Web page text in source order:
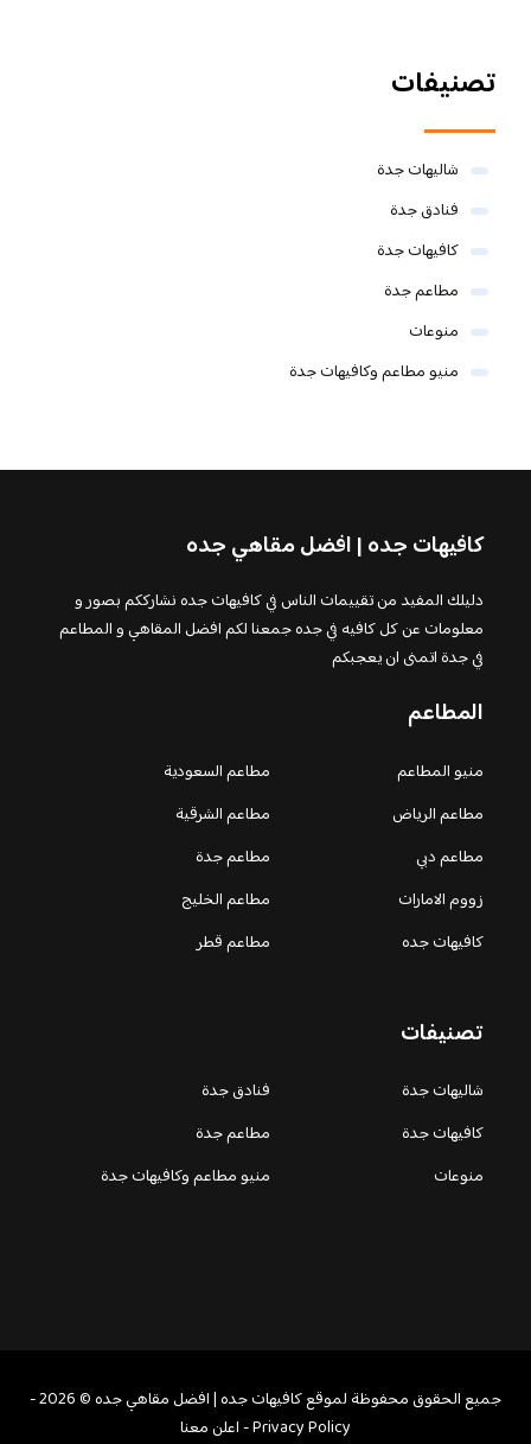
تصنيفات
شاليهات جدة
فنادق جدة
كافيهات جدة
مطاعم جدة
منوعات
منيو مطاعم وكافيهات جدة
كافيهات جده | افضل مقاهي جده
دليلك المفيد من تقييمات الناس في كافيهات جده نشارككم بصور و
معلومات عن كل كافيه في جده جمعنا لكم افضل المقاهي و المطاعم
في جدة اتمنى ان يعجبكم
المطاعم
منيو المطاعم
مطاعم السعودية
مطاعم الرياض
مطاعم الشرقية
مطاعم دبي
مطاعم جدة
زووم الامارات
مطاعم الخليج
كافيهات جده
مطاعم قطر
تصنيفات
شاليهات جدة
فنادق جدة
كافيهات جدة
مطاعم جدة
منوعات
منيو مطاعم وكافيهات جدة
جميع الحقوق محفوظة لموقع كافيهات جده | افضل مقاهي جده © 2026 -
Privacy Policy
-اعلن معنا